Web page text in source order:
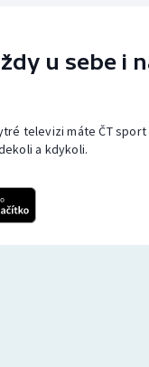
u sebe i
televizi máte ČT
a kdykoli.